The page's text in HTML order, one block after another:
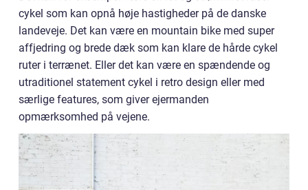
cykel som kan opnå høje hastigheder på de danske
landeveje. Det kan være en mountain bike med super
affjedring og brede dæk som kan klare de hårde cykel
ruter i terrænet. Eller det kan være en spændende og
utraditionel statement cykel i retro design eller med
særlige features, som giver ejermanden
opmærksomhed på vejene.